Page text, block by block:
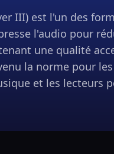
III) est l'un des
l'audio pour
une qualité
la norme pour les
et les lecteurs